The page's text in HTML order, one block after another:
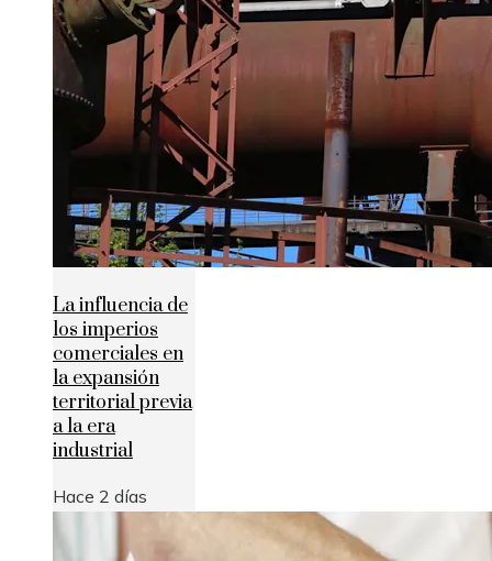
La influencia de
los imperios
comerciales en
la expansión
territorial previa
a la era
industrial
Hace 2 días